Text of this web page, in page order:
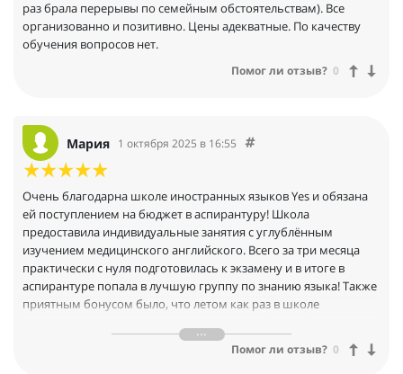
раз брала перерывы по семейным обстоятельствам). Все
организованно и позитивно. Цены адекватные. По качеству
обучения вопросов нет.
Помог ли отзыв? 0
Мария 1 октября 2025 в 16:55
Очень благодарна школе иностранных языков Yes и обязана
ей поступлением на бюджет в аспирантуру! Школа
предоставила индивидуальные занятия с углублённым
изучением медицинского английского. Всего за три месяца
практически с нуля подготовилась к экзамену и в итоге в
аспирантуре попала в лучшую группу по знанию языка! Также
приятным бонусом было, что летом как раз в школе
спасибо преподавателю Александру, который делал занятия не
только информативными, но и весёлыми и интересными, да и
Помог ли отзыв? 0